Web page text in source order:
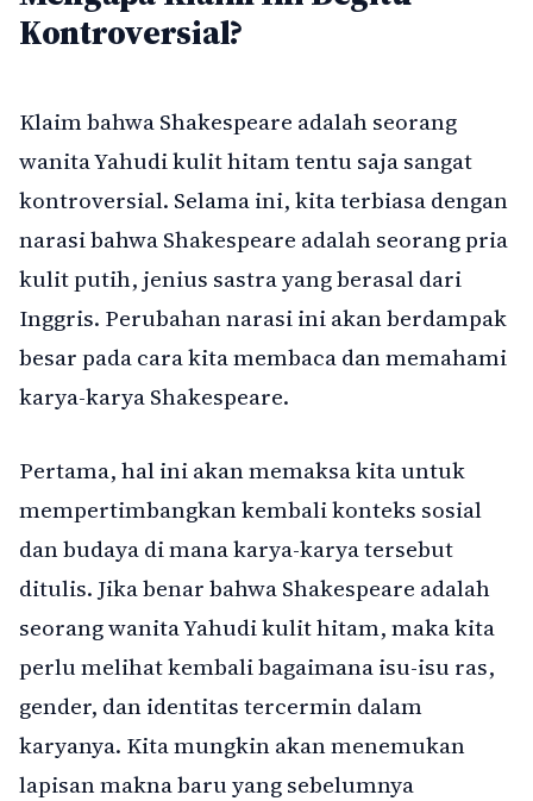
Kontroversial?
Klaim bahwa Shakespeare adalah seorang
wanita Yahudi kulit hitam tentu saja sangat
kontroversial. Selama ini, kita terbiasa dengan
narasi bahwa Shakespeare adalah seorang pria
kulit putih, jenius sastra yang berasal dari
Inggris. Perubahan narasi ini akan berdampak
besar pada cara kita membaca dan memahami
karya-karya Shakespeare.
Pertama, hal ini akan memaksa kita untuk
mempertimbangkan kembali konteks sosial
dan budaya di mana karya-karya tersebut
ditulis. Jika benar bahwa Shakespeare adalah
seorang wanita Yahudi kulit hitam, maka kita
perlu melihat kembali bagaimana isu-isu ras,
gender, dan identitas tercermin dalam
karyanya. Kita mungkin akan menemukan
lapisan makna baru yang sebelumnya